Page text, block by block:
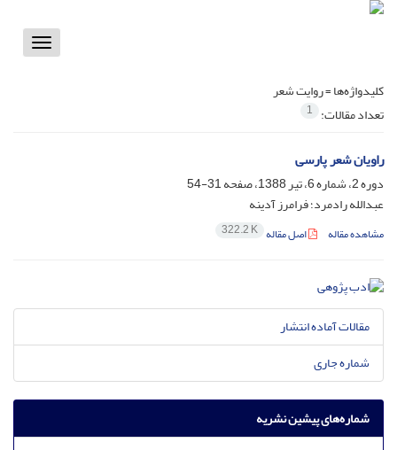
Toggle
کلیدواژه‌ها =روایت شعر
تعداد مقالات: 1
راویان شعر پارسی
دوره 2، شماره 6، تیر 1388، صفحه
31-54
عبدالله رادمرد؛ فرامرز آدینه
مشاهده مقاله اصل مقاله 322.2 K
مقالات آماده انتشار
شماره جاری
شماره‌های پیشین نشریه